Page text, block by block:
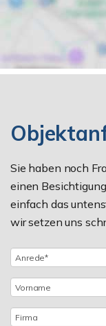
Sie haben noch
einen
einfach das
wir setzen uns